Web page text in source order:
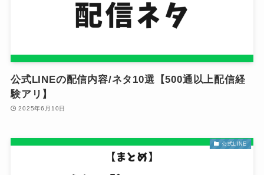
公式LINEの配信内容/ネタ10選【500通以上配信経
験アリ】
2025年6月10日
公式LINE